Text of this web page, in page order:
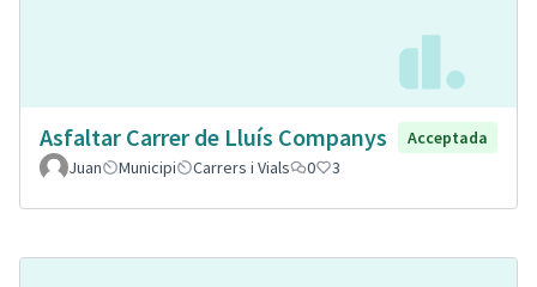
Asfaltar Carrer de Lluís Companys
Acceptada
Juan
Municipi Carrers i Vials 0 3